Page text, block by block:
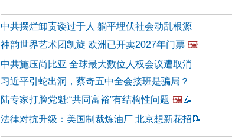
中共摆烂卸责诿过于人 躺平埋伏社会动乱根源
神韵世界艺术团凯旋 欧洲已开卖2027年门票 🖼️
中共施压尚比亚 全球最大数位人权会议遭取消
习近平引蛇出洞，蔡奇五中全会接班是骗局？
陆专家打脸党魁:“共同富裕”有结构性问题 🖼️📝
法律对抗升级：美国制裁炼油厂 北京想新花招 📝